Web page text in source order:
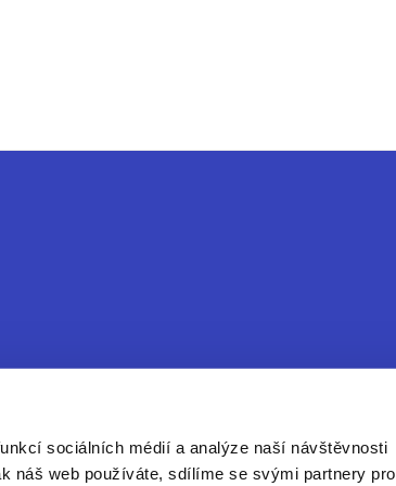
sociálních médií a analýze naší návštěvnosti
náš web používáte, sdílíme se svými partnery pro